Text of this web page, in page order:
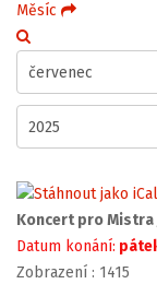
Měsíc
Koncert pro Mistra
Datum konání:
Zobrazení : 1415